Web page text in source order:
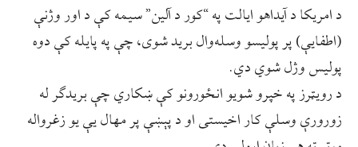
د امريکا د آيداهو ايالت په “کور د آلين” سيمه کې د اور وژنې
(اطفايې) پر پوليسو وسله‌وال بريد شوی، چې په پایله کې دوه
پوليس وژل شوي دي.
د رويټرز په خپرو شويو انځورونو کې ښکاري چې بریدګر له
زورورې وسلې کار اخیستی او د پېښې پر مهال یې یو زغرواله